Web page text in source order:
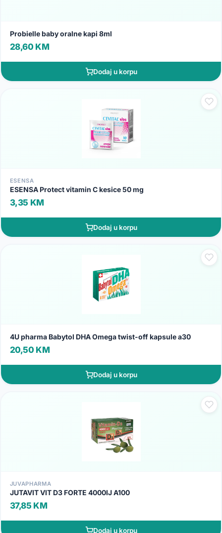
Probielle baby oralne kapi 8ml
28,60 KM
Dodaj u korpu
ESENSA
ESENSA Protect vitamin C kesice 50 mg
3,35 KM
Dodaj u korpu
4U pharma Babytol DHA Omega twist-off kapsule a30
20,50 KM
Dodaj u korpu
JUVAPHARMA
JUTAVIT VIT D3 FORTE 4000IJ A100
37,85 KM
Dodaj u korpu